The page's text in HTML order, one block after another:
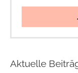
Aktuelle